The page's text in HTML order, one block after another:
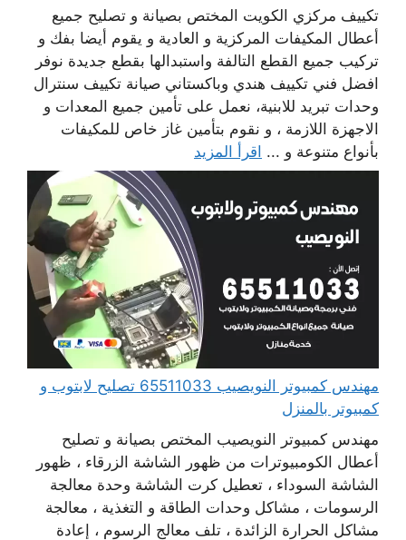
تكييف مركزي الكويت المختص بصيانة و تصليح جميع
أعطال المكيفات المركزية و العادية و يقوم أيضا بفك و
تركيب جميع القطع التالفة واستبدالها بقطع جديدة نوفر
افضل فني تكييف هندي وباكستاني صيانة تكييف سنترال
وحدات تبريد للابنية، نعمل على تأمين جميع المعدات و
الاجهزة اللازمة ، و نقوم بتأمين غاز خاص للمكيفات
بأنواع متنوعة و ... اقرأ المزيد
مهندس كمبيوتر النويصيب 65511033 تصليح لابتوب و
كمبيوتر بالمنزل
مهندس كمبيوتر النويصيب المختص بصيانة و تصليح
أعطال الكومبيوترات من ظهور الشاشة الزرقاء ، ظهور
الشاشة السوداء ، تعطيل كرت الشاشة وحدة معالجة
الرسومات ، مشاكل وحدات الطاقة و التغذية ، معالجة
مشاكل الحرارة الزائدة ، تلف معالج الرسوم ، إعادة